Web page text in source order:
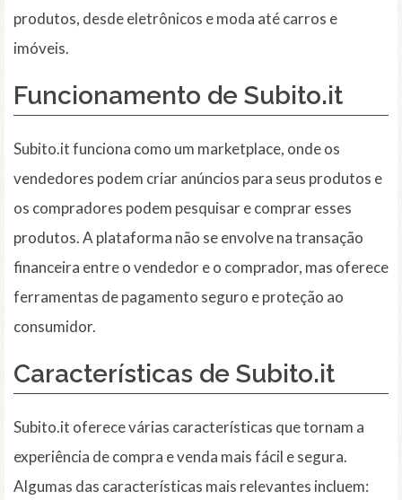
produtos, desde eletrônicos e moda até carros e
imóveis.
Funcionamento de Subito.it
Subito.it funciona como um marketplace, onde os
vendedores podem criar anúncios para seus produtos e
os compradores podem pesquisar e comprar esses
produtos. A plataforma não se envolve na transação
financeira entre o vendedor e o comprador, mas oferece
ferramentas de pagamento seguro e proteção ao
consumidor.
Características de Subito.it
Subito.it oferece várias características que tornam a
experiência de compra e venda mais fácil e segura.
Algumas das características mais relevantes incluem: